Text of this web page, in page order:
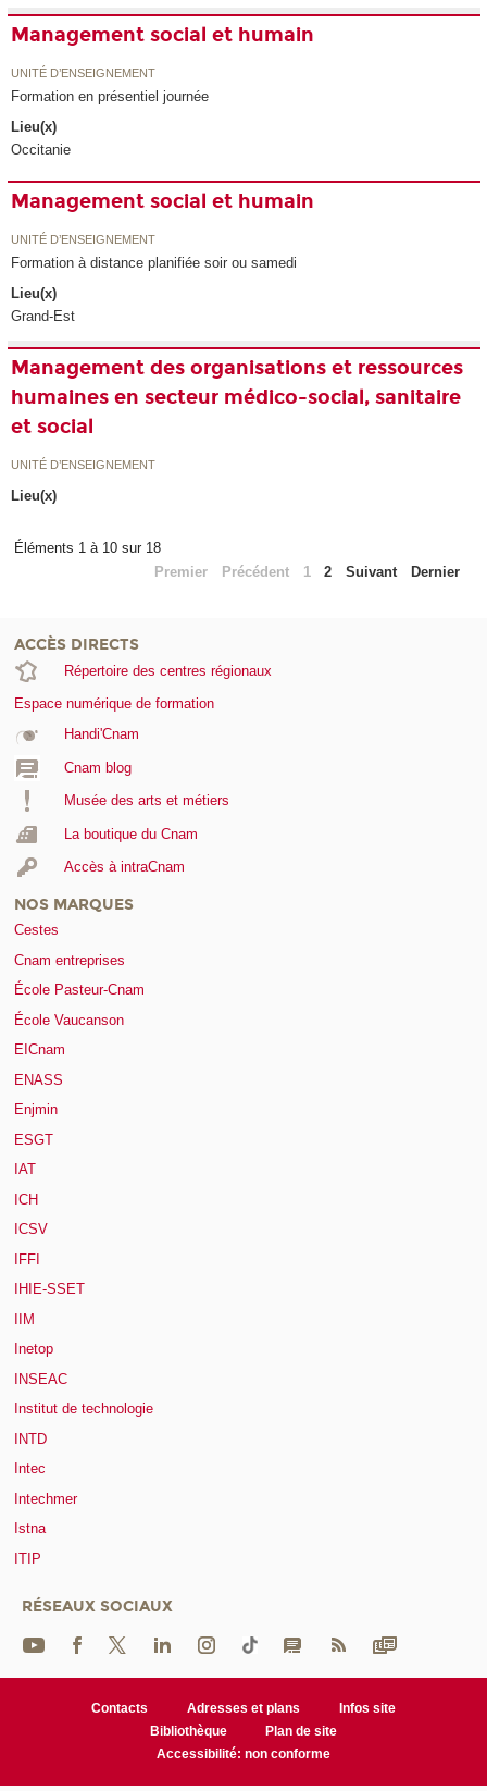
Management social et humain
UNITÉ D’ENSEIGNEMENT
Formation en présentiel journée
Lieu(x)
Occitanie
Management social et humain
UNITÉ D’ENSEIGNEMENT
Formation à distance planifiée soir ou samedi
Lieu(x)
Grand-Est
Management des organisations et ressources
humaines en secteur médico-social, sanitaire
et social
UNITÉ D’ENSEIGNEMENT
Lieu(x)
Éléments 1 à 10 sur 18
Premier
Précédent 1 2 Suivant Dernier
ACCÈS DIRECTS
Répertoire des centres régionaux
Espace numérique de formation
Handi'Cnam
Cnam blog
Musée des arts et métiers
La boutique du Cnam
Accès à intraCnam
NOS MARQUES
Cestes
Cnam entreprises
École Pasteur-Cnam
École Vaucanson
EICnam
ENASS
Enjmin
ESGT
IAT
ICH
ICSV
IFFI
IHIE-SSET
IIM
Inetop
INSEAC
Institut de technologie
INTD
Intec
Intechmer
Istna
ITIP
RÉSEAUX SOCIAUX
Contacts Adresses et plans
Infos site
Bibliothèque
Plan de site
Accessibilité: non conforme